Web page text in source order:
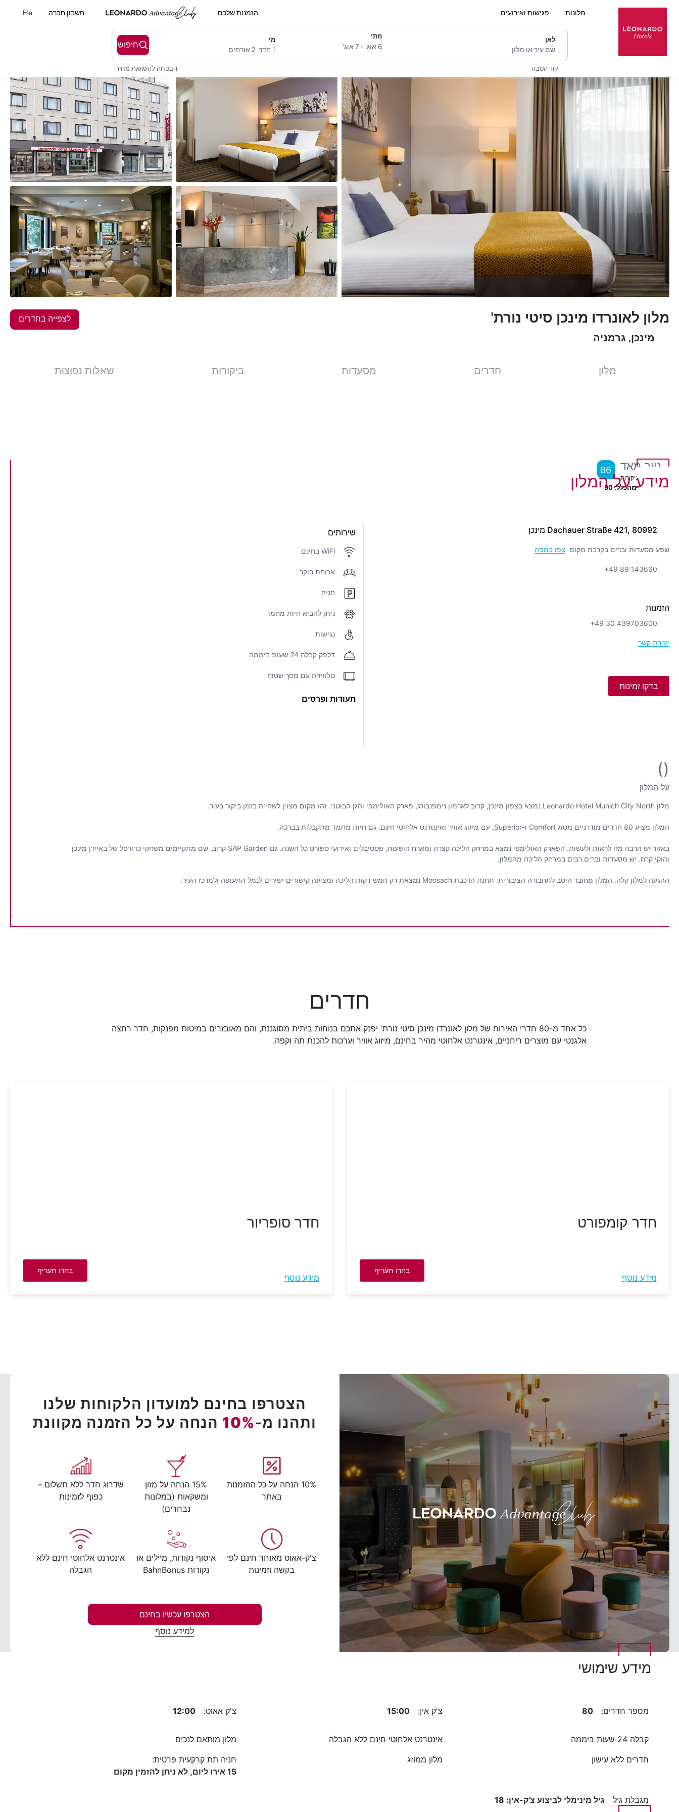
מלונות פגישות ואירועים הזמנות שלכם חשבון חברה He
מלון לאונרדו מינכן סיטי נורת'
מינכן, גרמניה
לצפייה בחדרים
לאן
שם עיר או מלון
מתי
SelectDate
6 אוג' - 7 אוג'
מי
Username1 חדר, 2 אורחים
חיפוש
קוד הטבה הבטחה להשוואת מחיר
מלון חדרים מסעדות ביקורות שאלות נפוצות
טוב מאד
מ3,975 ביקורות
86
מיקום יוצא מהכלל. 90
מידע על המלון
Dachauer Straße 421, 80992 מינכן
שפע מסעדות וברים בקרבת מקום צפו במפה
+49 89 143660
הזמנות
+49 30 439703600
יצירת קשר
בדקו זמינות
שירותים
WiFi בחינם
ארוחת בוקר
חניה
ניתן להביא חיות מחמד
נגישות
דלפק קבלה 24 שעות ביממה
טלוויזיה עם מסך שטוח
תעודות ופרסים
()
על המלון
מלון Leonardo Hotel Munich City North נמצא בצפון מינכן, קרוב לארמון נימפנבורג, פארק האולימפי והגן הבוטני. זהו מקום מצוין לשהייה בזמן ביקור בעיר.
המלון מציע 80 חדרים מודרניים מסוג Comfort ו-Superior, עם מיזוג אוויר ואינטרנט אלחוטי חינם. גם חיות מחמד מתקבלות בברכה.
באזור יש הרבה מה לראות ולעשות. הפארק האולימפי נמצא במרחק הליכה קצרה ומארח הופעות, פסטיבלים ואירועי ספורט כל השנה. גם SAP Garden קרוב, שם מתקיימים משחקי כדורסל של באיירן מינכן
והוקי קרח. יש מסעדות וברים רבים במרחק הליכה מהמלון.
ההגעה למלון קלה. המלון מחובר היטב לתחבורה הציבורית. תחנת הרכבת Moosach נמצאת רק חמש דקות הליכה ומציעה קישורים ישירים לנמל התעופה ולמרכז העיר.
חדרים
כל אחד מ-80 חדרי האירוח של מלון לאונרדו מינכן סיטי נורת' יפנק אתכם בנוחות ביתית מסוגננת, והם מאובזרים במיטות מפנקות, חדר רחצה
אלגנטי עם מוצרים ריחניים, אינטרנט אלחוטי מהיר בחינם, מיזוג אוויר וערכות להכנת תה וקפה.
חדר קומפורט
מידע נוסף
בחרו תעריף
חדר סופריור
מידע נוסף
בחרו תעריף
הצטרפו בחינם למועדון הלקוחות שלנו
ותהנו מ-10% הנחה על כל הזמנה מקוונת
10% הנחה על כל ההזמנות
באתר
15% הנחה על מזון
ומשקאות (במלונות
נבחרים)
שדרוג חדר ללא תשלום –
כפוף לזמינות
צ'ק-אאוט מאוחר חינם לפי
בקשה וזמינות
איסוף נקודות, מיילים או
נקודות BahnBonus
אינטרנט אלחוטי חינם ללא
הגבלה
הצטרפו עכשיו בחינם
למידע נוסף
מידע שימושי
מספר חדרים: 80 צ'ק אין: 15:00 צ'ק אאוט: 12:00
קבלה 24 שעות ביממה אינטרנט אלחוטי חינם ללא הגבלה
מלון מותאם לנכים
חדרים ללא עישון
מלון ממוזג
חניה תת קרקעית פרטית:
15 אירו ליום, לא ניתן להזמין מקום
מגבלת גיל גיל מינימלי לביצוע צ'ק-אין: 18